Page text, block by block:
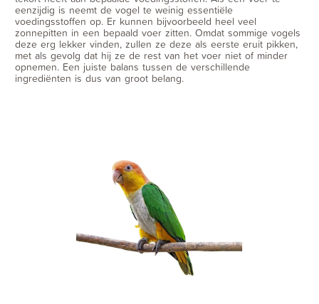
eenzijdig is neemt de vogel te weinig essentiële
voedingsstoffen op. Er kunnen bijvoorbeeld heel veel
zonnepitten in een bepaald voer zitten. Omdat sommige vogels
deze erg lekker vinden, zullen ze deze als eerste eruit pikken,
met als gevolg dat hij ze de rest van het voer niet of minder
opnemen. Een juiste balans tussen de verschillende
ingrediënten is dus van groot belang.